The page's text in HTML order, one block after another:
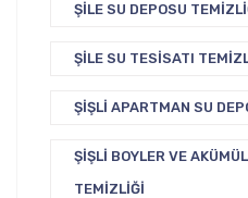
ŞILE SU DEPOSU
ŞILE SU TESISATI
ŞIŞLI APARTMAN SU
ŞIŞLI BOYLER VE
TEMIZLIĞI